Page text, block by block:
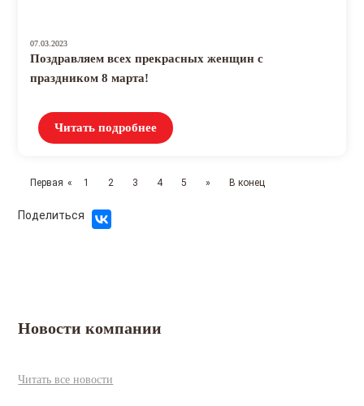
07.03.2023
Поздравляем всех прекрасных женщин с
праздником 8 марта!
Читать подробнее
Первая « 1 2 3 4 5 » В конец
Поделиться
Новости компании
Читать все новости